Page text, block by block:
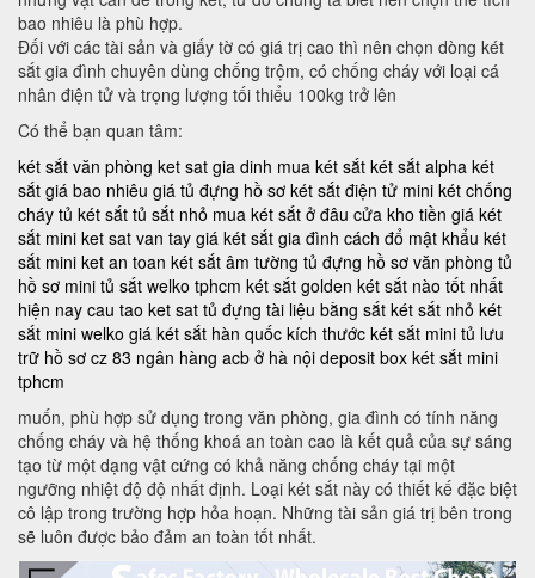
bao nhiêu là phù hợp.
Đối với các tài sản và giấy tờ có giá trị cao thì nên chọn dòng két
sắt gia đình chuyên dùng chống trộm, có chống cháy với loại cá
nhân điện tử và trọng lượng tối thiểu 100kg trở lên
Có thể bạn quan tâm:
két sắt văn phòng ket sat gia dinh mua két sắt két sắt alpha két
sắt giá bao nhiêu giá tủ đựng hồ sơ két sắt điện tử mini két chống
cháy tủ két sắt tủ sắt nhỏ mua két sắt ở đâu cửa kho tiền giá két
sắt mini ket sat van tay giá két sắt gia đình cách đổ mật khẩu két
sắt mini ket an toan két sắt âm tường tủ đựng hồ sơ văn phòng tủ
hồ sơ mini tủ sắt welko tphcm két sắt golden két sắt nào tốt nhất
hiện nay cau tao ket sat tủ đựng tài liệu bằng sắt két sắt nhỏ két
sắt mini welko giá két sắt hàn quốc kích thước két sắt mini tủ lưu
trữ hồ sơ cz 83 ngân hàng acb ở hà nội deposit box két sắt mini
tphcm
muốn, phù hợp sử dụng trong văn phòng, gia đình có tính năng
chống cháy và hệ thống khoá an toàn cao là kết quả của sự sáng
tạo từ một dạng vật cứng có khả năng chống cháy tại một
ngưỡng nhiệt độ độ nhất định. Loại két sắt này có thiết kế đặc biệt
cô lập trong trường hợp hỏa hoạn. Những tài sản giá trị bên trong
sẽ luôn được bảo đảm an toàn tốt nhất.